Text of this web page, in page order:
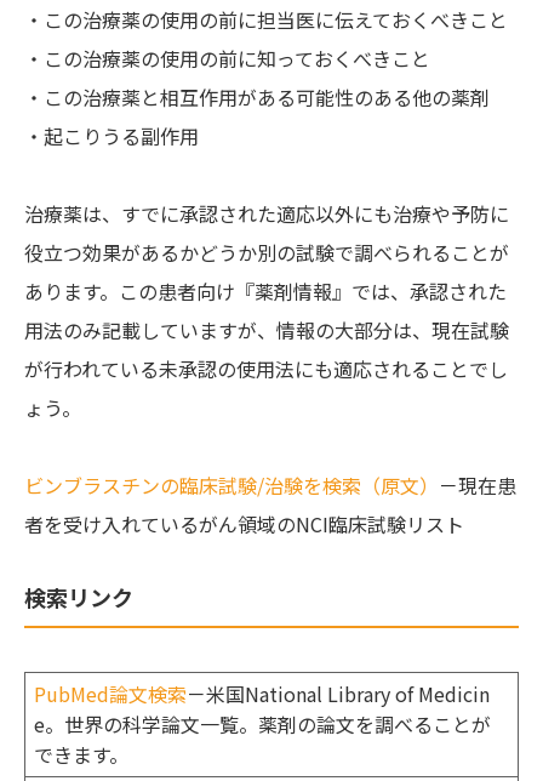
・この治療薬の使用の前に担当医に伝えておくべきこと
・この治療薬の使用の前に知っておくべきこと
・この治療薬と相互作用がある可能性のある他の薬剤
・起こりうる副作用
治療薬は、すでに承認された適応以外にも治療や予防に
役立つ効果があるかどうか別の試験で調べられることが
あります。この患者向け『薬剤情報』では、承認された
用法のみ記載していますが、情報の大部分は、現在試験
が行われている未承認の使用法にも適応されることでし
ょう。
ビンブラスチンの臨床試験/治験を検索（原文） －現在患
者を受け入れているがん領域のNCI臨床試験リスト
検索リンク
PubMed論文検索－米国National Library of Medicin
e。世界の科学論文一覧。薬剤の論文を調べることが
できます。